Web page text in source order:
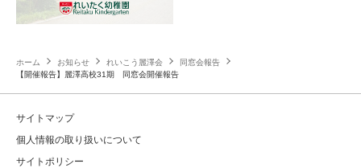
ホーム お知らせ れいこう麗澤会
同窓会報告
【開催報告】麗澤高校31期 同窓会開催報告
サイトマップ
個人情報の取り扱いについて
サイトポリシー